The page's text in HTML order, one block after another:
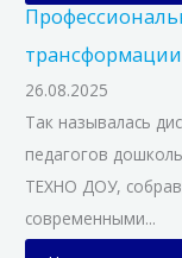
26.08.2025
Так называлась
педагогов
ТЕХНО ДОУ,
современными...